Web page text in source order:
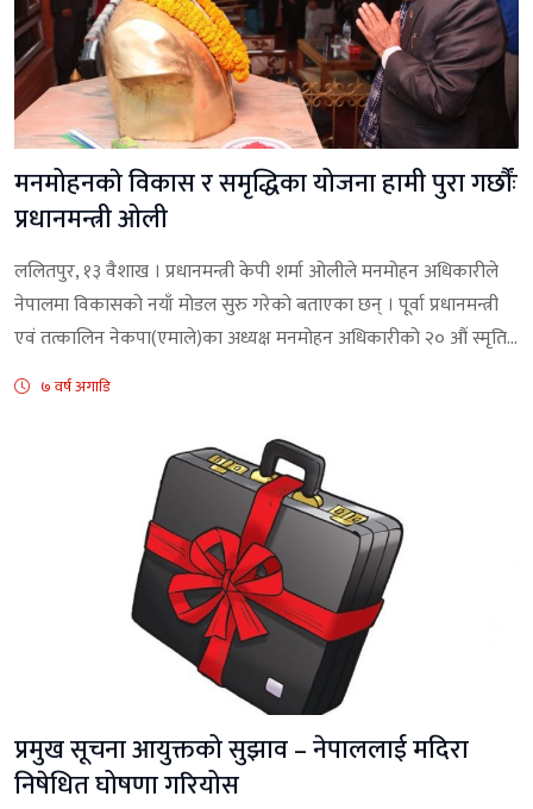
मनमोहनकाे विकास र समृद्धिका योजना हामी पुरा गर्छौंः
प्रधानमन्त्री ओली
ललितपुर, १३ वैशाख । प्रधानमन्त्री केपी शर्मा ओलीले मनमोहन अधिकारीले
नेपालमा विकासको नयाँ मोडल सुरु गरेको बताएका छन् । पूर्वा प्रधानमन्त्री
एवं तत्कालिन नेकपा(एमाले)का अध्यक्ष मनमोहन अधिकारीको २० औं स्मृति...
७ वर्ष अगाडि
प्रमुख सूचना आयुक्तको सुझाव – नेपाललाई मदिरा
निषेधित घोषणा गरियोस